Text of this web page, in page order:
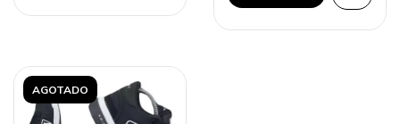
AGOTADO